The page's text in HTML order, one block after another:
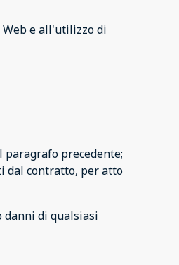
e all'utilizzo di
precedente;
dal contratto, per atto
danni di qualsiasi